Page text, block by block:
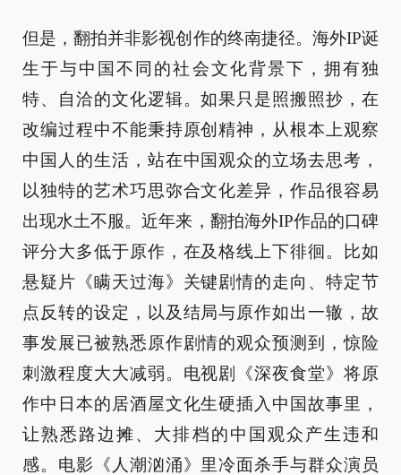
但是，翻拍并非影视创作的终南捷径。海外IP诞
生于与中国不同的社会文化背景下，拥有独
特、自洽的文化逻辑。如果只是照搬照抄，在
改编过程中不能秉持原创精神，从根本上观察
中国人的生活，站在中国观众的立场去思考，
以独特的艺术巧思弥合文化差异，作品很容易
出现水土不服。近年来，翻拍海外IP作品的口碑
评分大多低于原作，在及格线上下徘徊。比如
悬疑片《瞒天过海》关键剧情的走向、特定节
点反转的设定，以及结局与原作如出一辙，故
事发展已被熟悉原作剧情的观众预测到，惊险
刺激程度大大减弱。电视剧《深夜食堂》将原
作中日本的居酒屋文化生硬插入中国故事里，
让熟悉路边摊、大排档的中国观众产生违和
感。电影《人潮汹涌》里冷面杀手与群众演员